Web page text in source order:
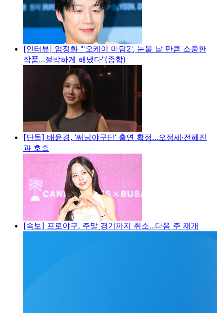
[인터뷰] 엄정화 "'오케이 마담2', 눈물 날 만큼 소중한
작품…절박하게 해냈다"(종합)
[단독] 배윤경, ’써닝야구단‘ 출연 확정…오정세·전혜진
과 호흡
[속보] 프로야구, 주말 경기까지 취소...다음 주 재개